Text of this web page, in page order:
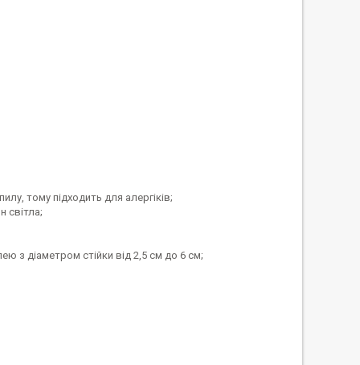
тому підходить для алергіків;
світла;
з діаметром стійки від 2,5 см до 6 см;